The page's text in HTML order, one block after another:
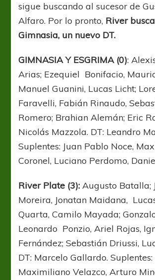
sigue buscando al sucesor de
Alfaro. Por lo pronto, River
Gimnasia, un nuevo DT.
GIMNASIA Y ESGRIMA (0):
Arias; Ezequiel Bonifacio,
Manuel Guanini, Lucas Licht;
Faravelli, Fabián Rinaudo,
Romero; Brahian Alemán; Eric
Nicolás Mazzola. DT: Leandro
Suplentes: Juan Pablo Noce,
Coronel, Luciano Perdomo,
River Plate (3):Augusto Batalla;
Moreira, Jonatan Maidana,
Quarta, Camilo Mayada;
Leonardo Ponzio, Ariel Rojas,
Fernández; Sebastián Driussi,
DT: Marcelo Gallardo. Suplentes:
Maximiliano Velazco, Arturo